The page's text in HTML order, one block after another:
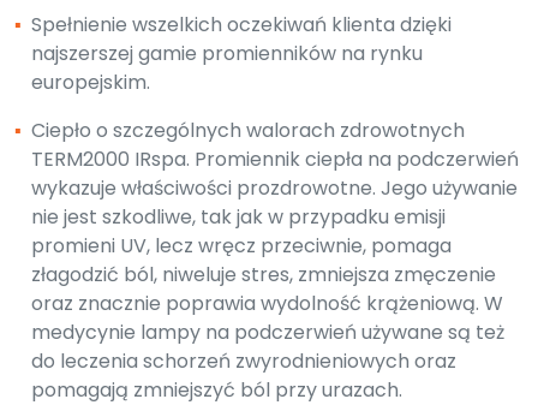
▪ Spełnienie wszelkich oczekiwań klienta dzięki
najszerszej gamie promienników na rynku
europejskim.
▪ Ciepło o szczególnych walorach zdrowotnych
TERM2000 IRspa. Promiennik ciepła na podczerwień
wykazuje właściwości prozdrowotne. Jego używanie
nie jest szkodliwe, tak jak w przypadku emisji
promieni UV, lecz wręcz przeciwnie, pomaga
złagodzić ból, niweluje stres, zmniejsza zmęczenie
oraz znacznie poprawia wydolność krążeniową. W
medycynie lampy na podczerwień używane są też
do leczenia schorzeń zwyrodnieniowych oraz
pomagają zmniejszyć ból przy urazach.